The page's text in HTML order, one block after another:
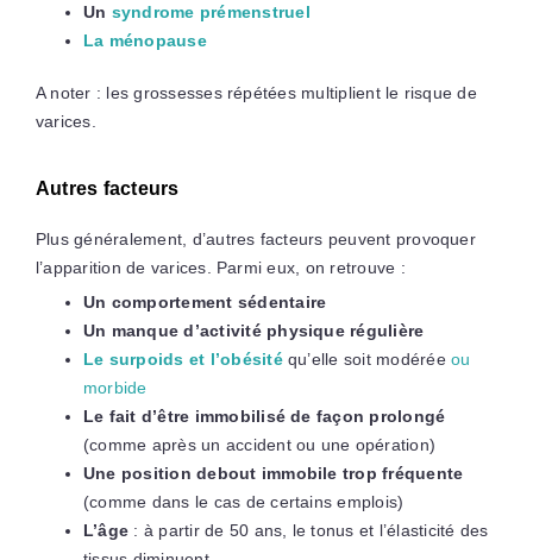
Un syndrome prémenstruel
La ménopause
A noter : les grossesses répétées multiplient le risque de
varices.
Autres facteurs
Plus généralement, d’autres facteurs peuvent provoquer
l’apparition de varices. Parmi eux, on retrouve :
Un comportement sédentaire
Un manque d’activité physique régulière
Le surpoids et l’obésitéqu’elle soit modéréeou
morbide
Le fait d’être immobilisé de façon prolongé
(comme après un accident ou une opération)
Une position debout immobile trop fréquente
(comme dans le cas de certains emplois)
L’âge : à partir de 50 ans, le tonus et l’élasticité des